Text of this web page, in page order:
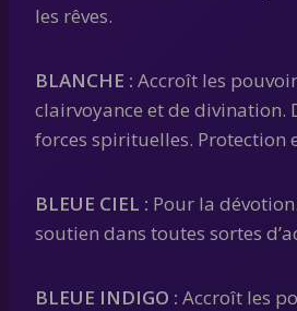
les rêves.
BLANCHE : Accroît les
clairvoyance et de divination.
forces spirituelles. Protection
BLEUE CIEL : Pour la
soutien dans toutes sortes
BLEUE INDIGO : Accroît les